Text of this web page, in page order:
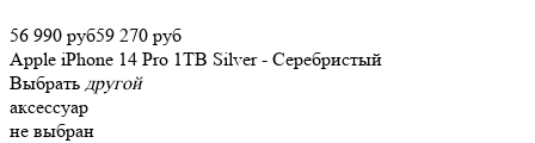
56 990 руб59 270 руб
Apple iPhone 14 Pro 1TB Silver - Серебристый
Выбрать другой
аксессуар
не выбран